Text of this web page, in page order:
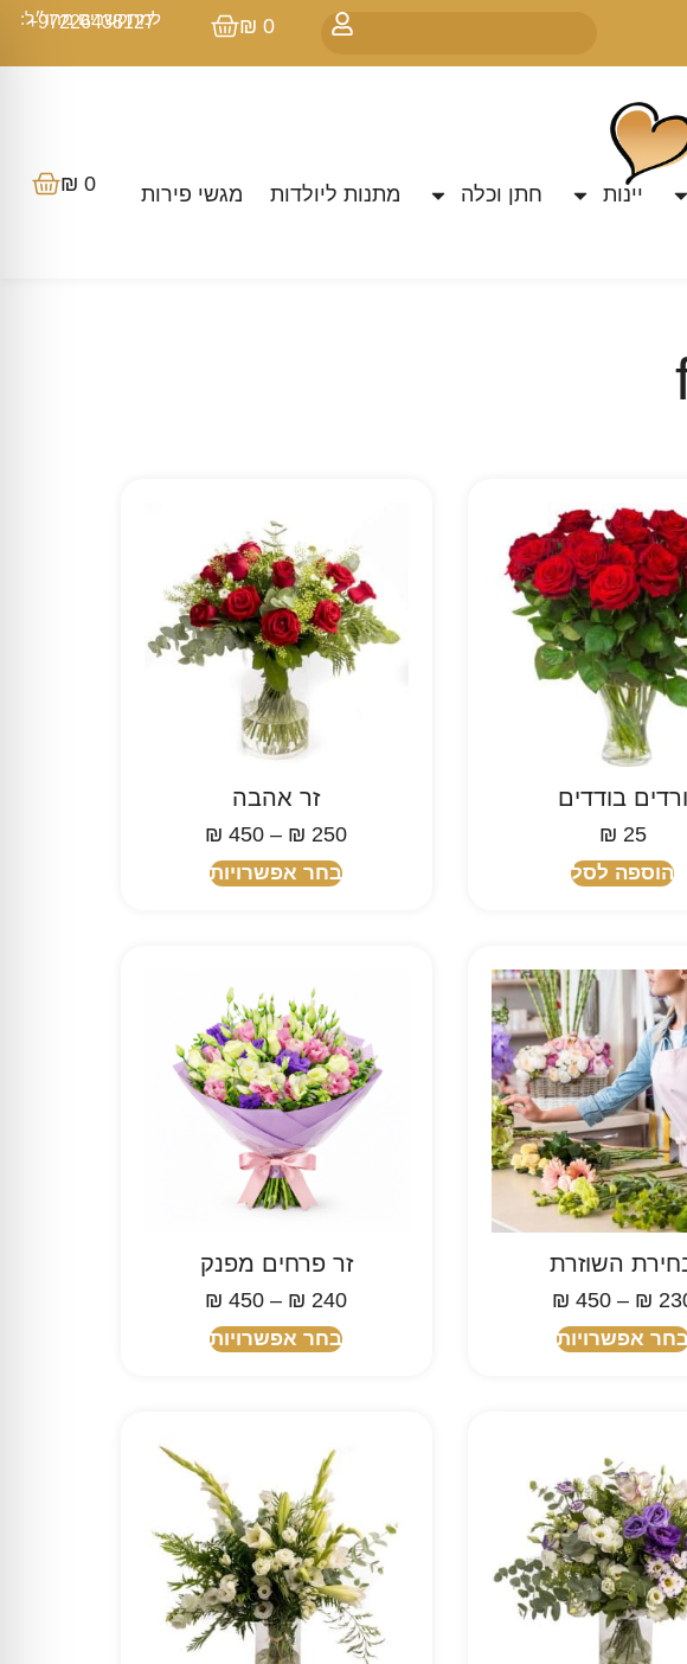
₪ 0 למתקשרים מחו״ל:
97226438127+
יינות חתן וכלה מתנות ליולדות מגשי פירות ₪ 0
ורדים בודדים
₪ 25
הוספה לסל
זר אהבה
₪ 250
–
₪ 450
בחר אפשרויות
השוזרת
₪
–
₪ 450
אפשרויות
זר פרחים מפנק
₪ 240
–
₪ 450
בחר אפשרויות